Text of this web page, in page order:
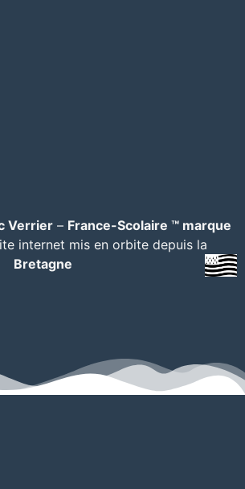
Verrier– France-Scolaire ™ marque
internet mis en orbite depuis la
Bretagne